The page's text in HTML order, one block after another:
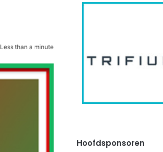
Less than a minute
Hoofdsponsoren